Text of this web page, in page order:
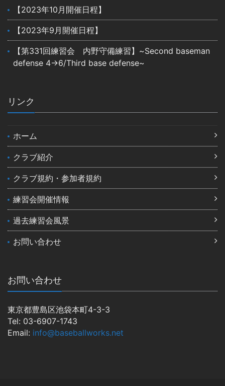
【2023年10月開催日程】
【2023年9月開催日程】
【第331回練習会 内野守備練習】~Second baseman
defense 4→6/Third base defense~
リンク
ホーム
クラブ紹介
クラブ規約・参加者規約
練習会開催情報
過去練習会風景
お問い合わせ
お問い合わせ
東京都豊島区池袋本町4-3-3
Tel: 03-6907-1743
Email: info@baseballworks.net